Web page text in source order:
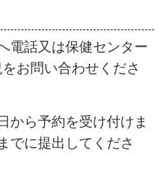
電話又は保健センター
お問い合わせくださ
から予約を受け付けま
でに提出してくださ